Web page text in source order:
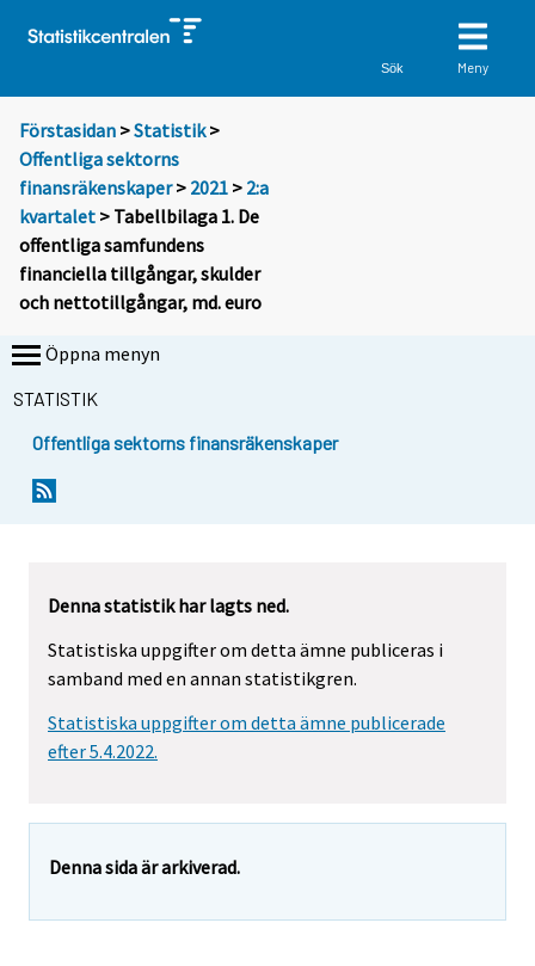
Sök Meny
Förstasidan >Statistik >
Offentliga sektorns
finansräkenskaper> 2021 > 2:a
kvartalet > Tabellbilaga 1. De
offentliga samfundens
financiella tillgångar, skulder
och nettotillgångar, md. euro
Öppna menyn
STATISTIK
Offentliga sektorns finansräkenskaper
Denna statistik har lagts ned.
Statistiska uppgifter om detta ämne publiceras i
samband med en annan statistikgren.
Statistiska uppgifter om detta ämne publicerade
efter 5.4.2022.
Denna sida är arkiverad.